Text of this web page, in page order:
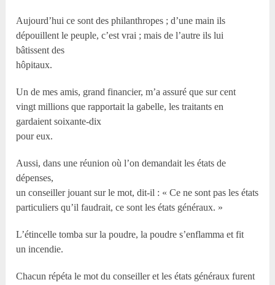
Aujourd’hui ce sont des philanthropes ; d’une main ils
dépouillent le peuple, c’est vrai ; mais de l’autre ils lui
bâtissent des
hôpitaux.
Un de mes amis, grand financier, m’a assuré que sur cent
vingt millions que rapportait la gabelle, les traitants en
gardaient soixante-dix
pour eux.
Aussi, dans une réunion où l’on demandait les états de
dépenses,
un conseiller jouant sur le mot, dit-il : « Ce ne sont pas les états
particuliers qu’il faudrait, ce sont les états généraux. »
L’étincelle tomba sur la poudre, la poudre s’enflamma et fit
un incendie.
Chacun répéta le mot du conseiller et les états généraux furent